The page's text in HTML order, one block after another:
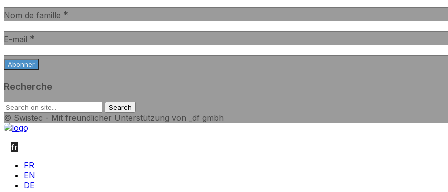
Nom de famille *
E-mail *
Recherche
© Swistec - Mit freundlicher Unterstützung von _df gmbh
fr
FR
EN
DE